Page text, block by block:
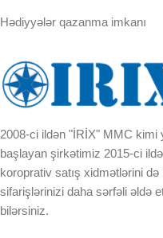
Hədiyyələr qazanma imkanı
2008-ci ildən "İRİX" MMC kimi
başlayan şirkətimiz 2015-ci
koroprativ satış xidmətlərini
sifarişlərinizi daha sərfəli əldə
bilərsiniz.